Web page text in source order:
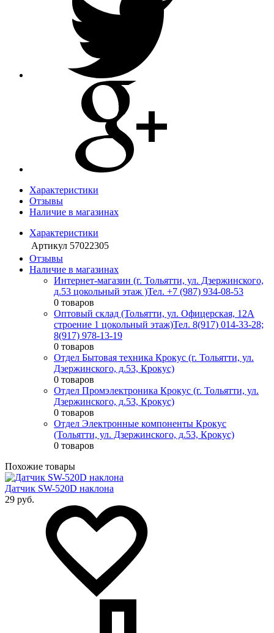
Характеристики
Отзывы
Наличие в магазинах
Характеристики
Артикул 57022305
Отзывы
Наличие в магазинах
Интернет-магазин (г. Тольятти, ул. Дзержинского,
д.53 цокольный этаж )Тел. +7 (987) 934-08-53
0 товаров
Оптовый склад (Тольятти, ул. Офицерская, 12А
строение 1 цокольный этаж)Тел. 8(917) 014-33-28;
8(917) 978-13-19
0 товаров
Отдел Бытовая техника Крокус (г. Тольятти, ул.
Дзержинского, д.53, Крокус)
0 товаров
Отдел Промэлектроника Крокус (г. Тольятти, ул.
Дзержинского, д.53, Крокус)
0 товаров
Отдел Электронные компоненты Крокус
(Тольятти, ул. Дзержинского, д.53, Крокус)
0 товаров
Похожие товары
Датчик SW-520D наклона
29 руб.